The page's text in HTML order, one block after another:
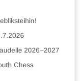
2026–2027
Chess